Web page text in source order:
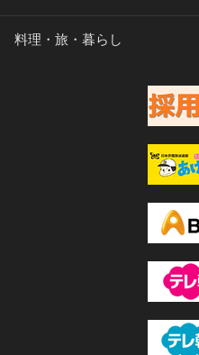
料理・旅・暮らし